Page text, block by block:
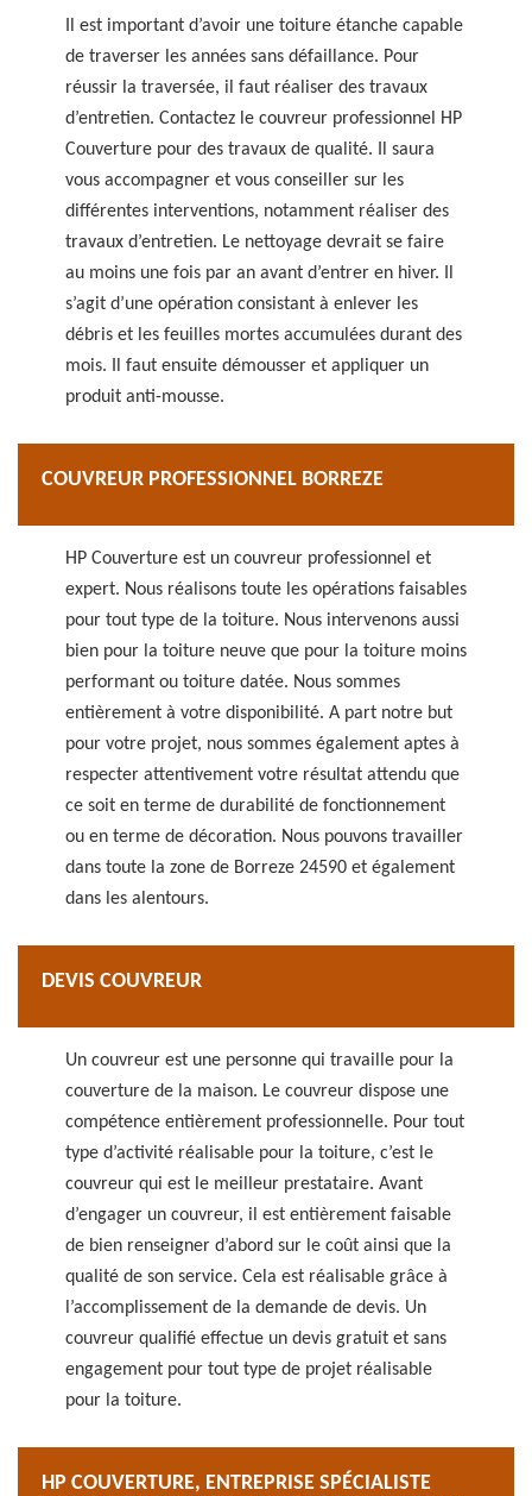
Il est important d’avoir une toiture étanche capable
de traverser les années sans défaillance. Pour
réussir la traversée, il faut réaliser des travaux
d’entretien. Contactez le couvreur professionnel HP
Couverture pour des travaux de qualité. Il saura
vous accompagner et vous conseiller sur les
différentes interventions, notamment réaliser des
travaux d’entretien. Le nettoyage devrait se faire
au moins une fois par an avant d’entrer en hiver. Il
s’agit d’une opération consistant à enlever les
débris et les feuilles mortes accumulées durant des
mois. Il faut ensuite démousser et appliquer un
produit anti-mousse.
COUVREUR PROFESSIONNEL BORREZE
HP Couverture est un couvreur professionnel et
expert. Nous réalisons toute les opérations faisables
pour tout type de la toiture. Nous intervenons aussi
bien pour la toiture neuve que pour la toiture moins
performant ou toiture datée. Nous sommes
entièrement à votre disponibilité. A part notre but
pour votre projet, nous sommes également aptes à
respecter attentivement votre résultat attendu que
ce soit en terme de durabilité de fonctionnement
ou en terme de décoration. Nous pouvons travailler
dans toute la zone de Borreze 24590 et également
dans les alentours.
DEVIS COUVREUR
Un couvreur est une personne qui travaille pour la
couverture de la maison. Le couvreur dispose une
compétence entièrement professionnelle. Pour tout
type d’activité réalisable pour la toiture, c’est le
couvreur qui est le meilleur prestataire. Avant
d’engager un couvreur, il est entièrement faisable
de bien renseigner d’abord sur le coût ainsi que la
qualité de son service. Cela est réalisable grâce à
l’accomplissement de la demande de devis. Un
couvreur qualifié effectue un devis gratuit et sans
engagement pour tout type de projet réalisable
pour la toiture.
HP COUVERTURE, ENTREPRISE SPÉCIALISTE